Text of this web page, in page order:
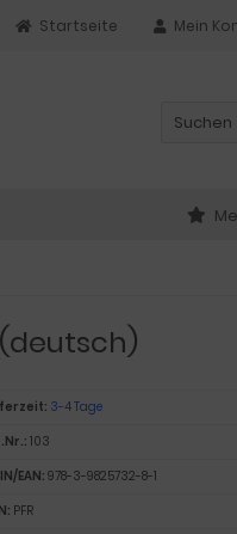
Mein
Startseite
3-4 Tage
103
EAN:978-3-9825732-8-1
PFR